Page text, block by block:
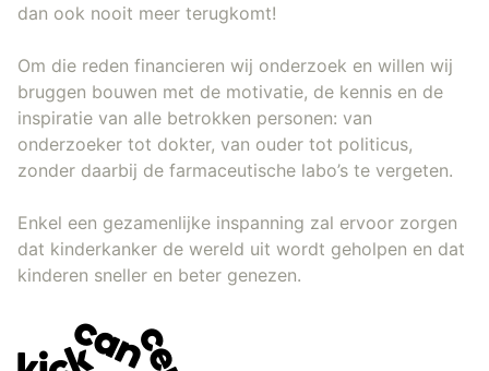
dan ook nooit meer terugkomt!
Om die reden financieren wij onderzoek en willen wij
bruggen bouwen met de motivatie, de kennis en de
inspiratie van alle betrokken personen: van
onderzoeker tot dokter, van ouder tot politicus,
zonder daarbij de farmaceutische labo’s te vergeten.
Enkel een gezamenlijke inspanning zal ervoor zorgen
dat kinderkanker de wereld uit wordt geholpen en dat
kinderen sneller en beter genezen.